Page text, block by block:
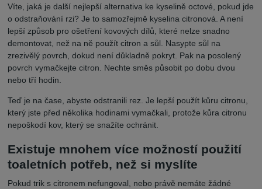
Víte, jaká je další nejlepší alternativa ke kyselině octové, pokud jde
o odstraňování rzi? Je to samozřejmě kyselina citronová. A není
lepší způsob pro ošetření kovových dílů, které nelze snadno
demontovat, než na ně použít citron a sůl. Nasypte sůl na
zrezivělý povrch, dokud není důkladně pokryt. Pak na posolený
povrch vymačkejte citron. Nechte směs působit po dobu dvou
nebo tří hodin.
Teď je na čase, abyste odstranili rez. Je lepší použít kůru citronu,
který jste před několika hodinami vymačkali, protože kůra citronu
nepoškodí kov, který se snažíte ochránit.
Existuje mnohem více možností použití
toaletních potřeb, než si myslíte
Pokud trik s citronem nefungoval, nebo právě nemáte žádné